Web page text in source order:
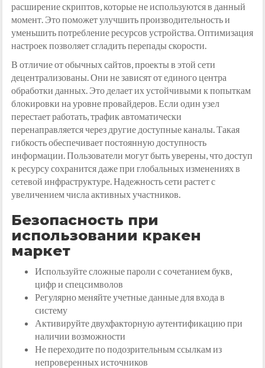
расширение скриптов, которые не используются в данный
момент. Это поможет улучшить производительность и
уменьшить потребление ресурсов устройства. Оптимизация
настроек позволяет сгладить перепады скорости.
В отличие от обычных сайтов, проекты в этой сети
децентрализованы. Они не зависят от единого центра
обработки данных. Это делает их устойчивыми к попыткам
блокировки на уровне провайдеров. Если один узел
перестает работать, трафик автоматически
перенаправляется через другие доступные каналы. Такая
гибкость обеспечивает постоянную доступность
информации. Пользователи могут быть уверены, что доступ
к ресурсу сохранится даже при глобальных изменениях в
сетевой инфраструктуре. Надежность сети растет с
увеличением числа активных участников.
Безопасность при
использовании кракен
маркет
Используйте сложные пароли с сочетанием букв,
цифр и спецсимволов
Регулярно меняйте учетные данные для входа в
систему
Активируйте двухфакторную аутентификацию при
наличии возможности
Не переходите по подозрительным ссылкам из
непроверенных источников